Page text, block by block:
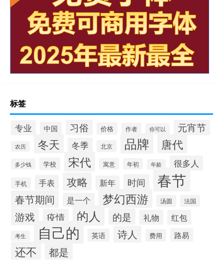
标签
专业 中国 习俗 价格 作者 你可以 元宵节
农历 冬天 冬季 北京 品牌 唐代
多少钱 学校 宋代 寓意 年初 年龄 很多人
手机 手表 攻略 新年 时间 春节
春节期间 是一个 梦幻西游 汤圆 法国
游戏 疫情 的人 的是 礼物 红包
考生 自己的 英语 诗人 费用 路易
还不 都是